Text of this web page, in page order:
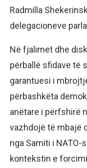
Radmilla
delegacioneve
Në fjalimet dhe
përballë sfidave të
garantuesi i
përbashkëta
anëtare i përfshirë
vazhdojë të mbajë
nga Samiti i NATO-
kontekstin e